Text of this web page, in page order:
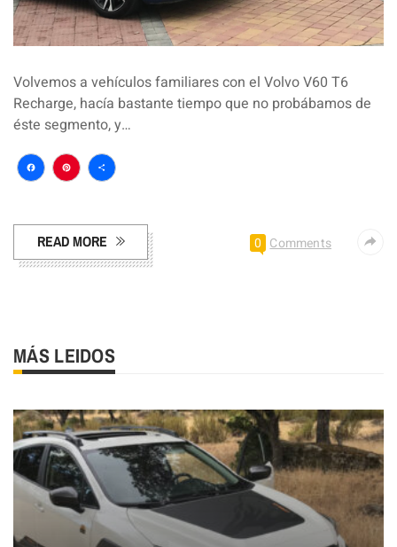
Volvemos a vehículos familiares con el Volvo V60 T6
Recharge, hacía bastante tiempo que no probábamos de
éste segmento, y…
Facebook
Pinterest
Compartir
READ MORE 0 Comments
MÁS LEIDOS